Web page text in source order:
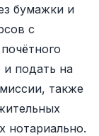
бумажки и
с
и подать на
также
нотариально.